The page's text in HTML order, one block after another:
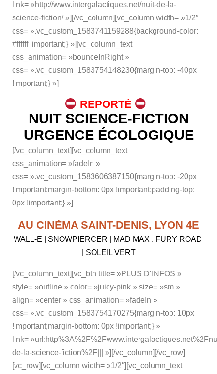
link= »http://www.intergalactiques.net/nuit-de-la-
science-fiction/ »][/vc_column][vc_column width= »1/2″
css= ».vc_custom_1583741159288{background-color:
#ffffff !important;} »][vc_column_text
css_animation= »bounceInRight »
css= ».vc_custom_1583754148230{margin-top: -40px
!important;} »]
REPORTÉ
NUIT SCIENCE-FICTION
URGENCE ÉCOLOGIQUE
[/vc_column_text][vc_column_text
css_animation= »fadeIn »
css= ».vc_custom_1583606387150{margin-top: -20px
!important;margin-bottom: 0px !important;padding-top:
0px !important;} »]
AU CINÉMA SAINT-DENIS, LYON 4E
WALL-E | SNOWPIERCER | MAD MAX : FURY ROAD
| SOLEIL VERT
[/vc_column_text][vc_btn title= »PLUS D’INFOS »
style= »outline » color= »juicy-pink » size= »sm »
align= »center » css_animation= »fadeIn »
css= ».vc_custom_1583754170275{margin-top: 10px
!important;margin-bottom: 0px !important;} »
link=
de-la-science-fiction%2F||| »][/vc_column][/vc_row]
[vc_row][vc_column width= »1/2″][vc_column_text